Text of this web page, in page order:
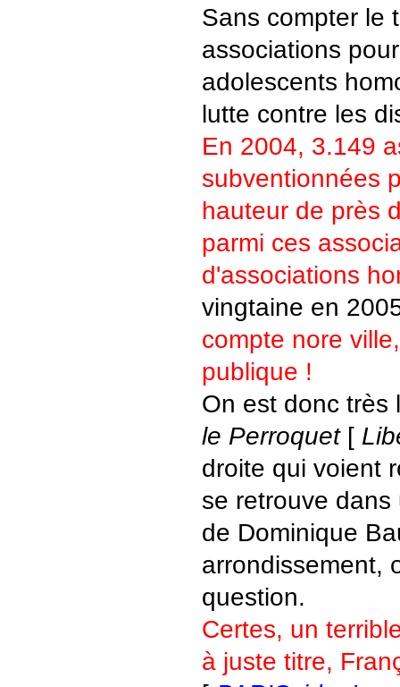
Sans compter le
associations
adolescents
lutte contre les
En 2004, 3.149
subventionnées
hauteur de près
parmi ces
d'associations
vingtaine en
compte nore
publique !
On est donc très
le Perroquet[
droite qui voient
se retrouve
de Dominique
arrondissement,
question.
Certes, un
à juste titre,